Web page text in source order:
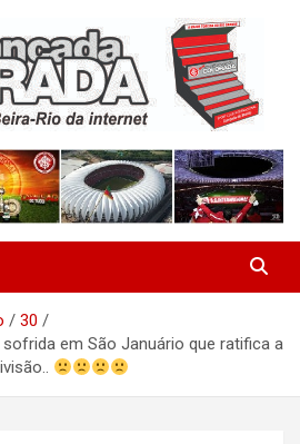
Colorada
30
em São Januário que ratifica a